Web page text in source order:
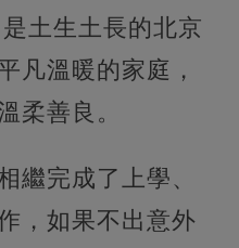
土生土長的北京
凡溫暖的家庭，
柔善良。
繼完成了上學、
，如果不出意外